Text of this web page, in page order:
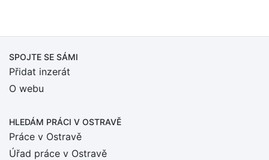
SPOJTE SE SÁMI
Přidat inzerát
O webu
HLEDÁM PRÁCI V OSTRAVĚ
Práce v Ostravě
Úřad práce v Ostravě